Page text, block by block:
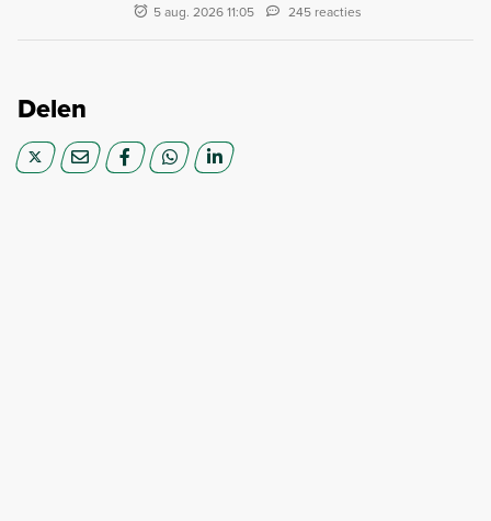
5 aug. 2026 11:05 245 reacties
Delen